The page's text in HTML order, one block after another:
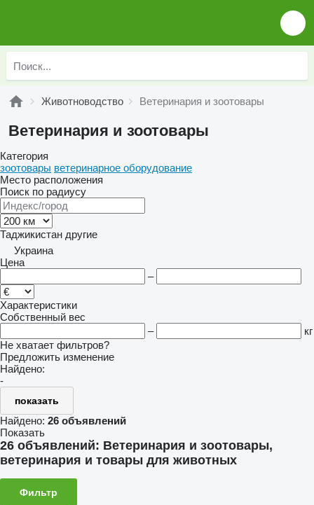
Животноводство Ветеринария и зоотовары
Ветеринария и зоотовары
Категория
зоотовары ветеринарное оборудование
Место расположения
Поиск по радиусу
Таджикистан другие
Украина
Цена
–
Характеристики
Собственный вес
–
кг
Не хватает фильтров?
Предложить изменение
Найдено:
-
показать
Найдено: 26 объявлений
Показать
26 объявлений: Ветеринария и зоотовары,
ветеринария и товары для животных
Фильтр